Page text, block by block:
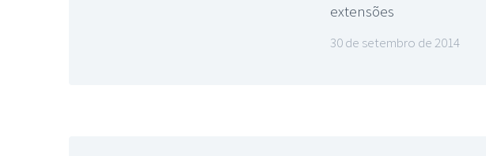
extensões
30 de setembro de 2014